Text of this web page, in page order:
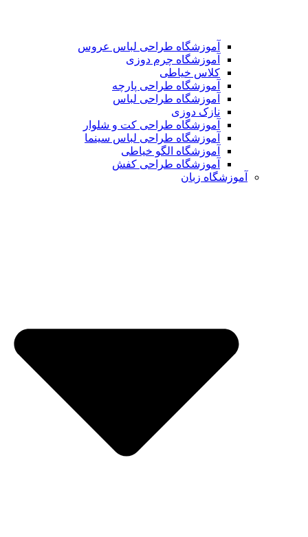
آموزشگاه طراحی لباس عروس
آموزشگاه چرم دوزی
کلاس خیاطی
آموزشگاه طراحی پارچه
آموزشگاه طراحی لباس
نازک دوزی
آموزشگاه طراحی کت و شلوار
آموزشگاه طراحی لباس سینما
آموزشگاه الگو خیاطی
آموزشگاه طراحی کفش
آموزشگاه زبان